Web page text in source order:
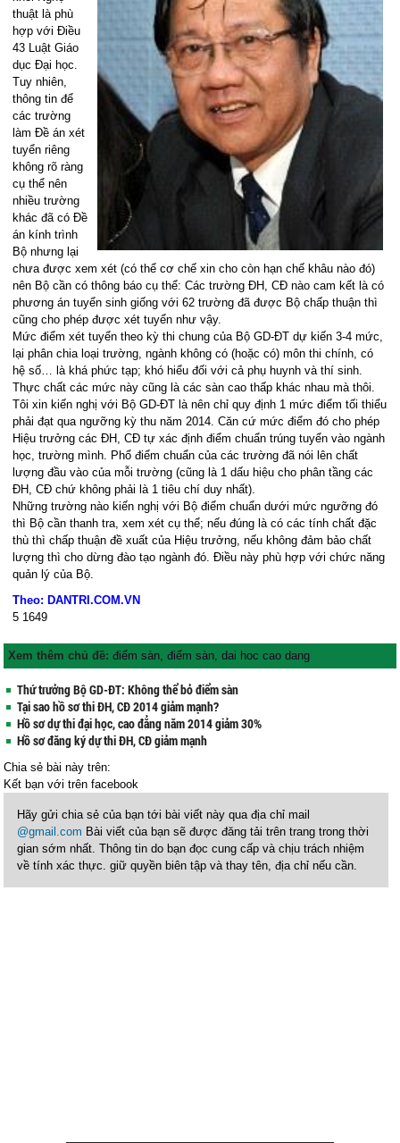
thuật là phù
hợp với Điều
43 Luật Giáo
dục Đại học.
Tuy nhiên,
thông tin để
các trường
làm Đề án xét
tuyển riêng
không rõ ràng
cụ thể nên
nhiều trường
khác đã có Đề
án kính trình
Bộ nhưng lại
chưa được xem xét (có thể cơ chế xin cho còn hạn chế khâu nào đó)
nên Bộ cần có thông báo cụ thể: Các trường ĐH, CĐ nào cam kết là có
phương án tuyển sinh giống với 62 trường đã được Bộ chấp thuận thì
cũng cho phép được xét tuyển như vậy.
Mức điểm xét tuyển theo kỳ thi chung của Bộ GD-ĐT dự kiến 3-4 mức,
lại phân chia loại trường, ngành không có (hoặc có) môn thi chính, có
hệ số… là khá phức tạp; khó hiểu đối với cả phụ huynh và thí sinh.
Thực chất các mức này cũng là các sàn cao thấp khác nhau mà thôi.
Tôi xin kiến nghị với Bộ GD-ĐT là nên chỉ quy định 1 mức điểm tối thiểu
phải đạt qua ngưỡng kỳ thu năm 2014. Căn cứ mức điểm đó cho phép
Hiệu trưởng các ĐH, CĐ tự xác định điểm chuẩn trúng tuyển vào ngành
học, trường mình. Phổ điểm chuẩn của các trường đã nói lên chất
lượng đầu vào của mỗi trường (cũng là 1 dấu hiệu cho phân tầng các
ĐH, CĐ chứ không phải là 1 tiêu chí duy nhất).
Những trường nào kiến nghị với Bộ điểm chuẩn dưới mức ngưỡng đó
thì Bộ cần thanh tra, xem xét cụ thể; nếu đúng là có các tính chất đặc
thù thì chấp thuận đề xuất của Hiệu trưởng, nếu không đảm bảo chất
lượng thì cho dừng đào tạo ngành đó. Điều này phù hợp với chức năng
quản lý của Bộ.
Theo: DANTRI.COM.VN
5 1649
Xem thêm chủ đề:điểm sàn,điểm sàn,dai hoc cao dang
Thứ trưởng Bộ GD-ĐT: Không thể bỏ điểm sàn
Tại sao hồ sơ thi ĐH, CĐ 2014 giảm mạnh?
Hồ sơ dự thi đại học, cao đẳng năm 2014 giảm 30%
Hồ sơ đăng ký dự thi ĐH, CĐ giảm mạnh
Chia sẻ bài này trên:
Kết bạn vớitrên facebook
Hãy gửi chia sẻ của bạn tới bài viết này qua địa chỉ mail
@gmail.com Bài viết của bạn sẽ được đăng tải trên trang trong thời
gian sớm nhất. Thông tin do bạn đọc cung cấp và chịu trách nhiệm
về tính xác thực. giữ quyền biên tập và thay tên, địa chỉ nếu cần.